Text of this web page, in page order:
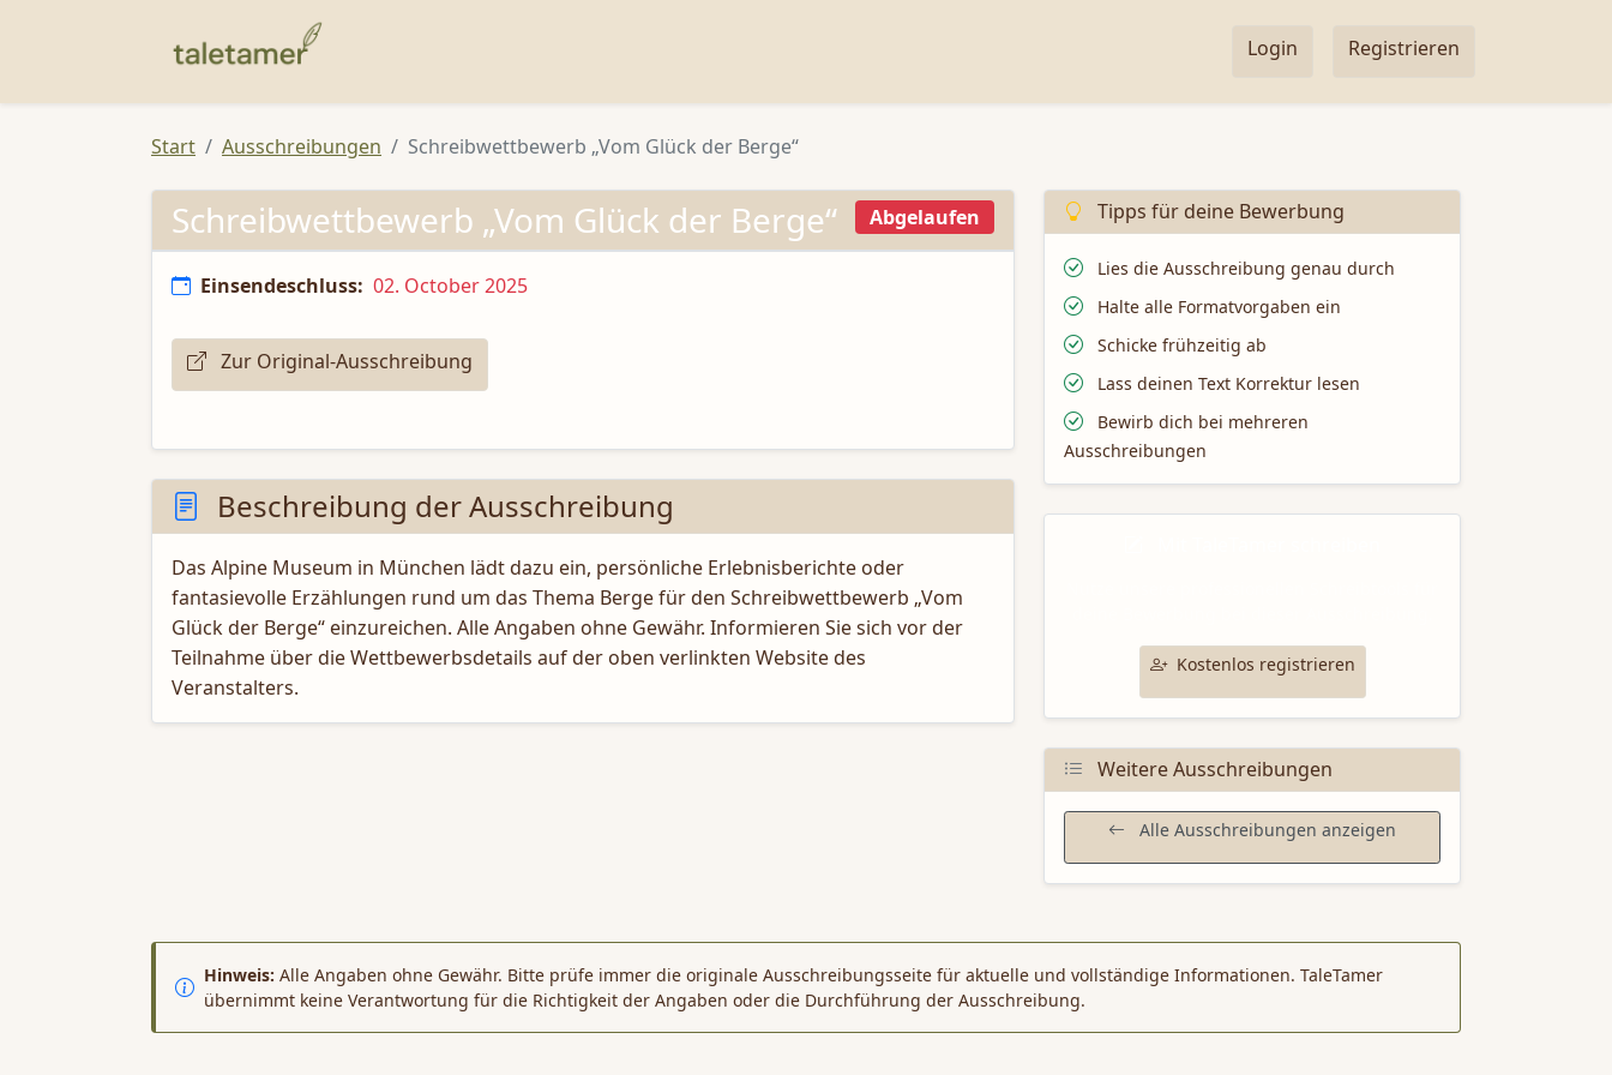
Login Registrieren
Start Ausschreibungen Schreibwettbewerb „Vom Glück der Berge“
Schreibwettbewerb „Vom Glück der Berge“ Abgelaufen
Einsendeschluss: 02. October 2025
Zur Original-Ausschreibung
Beschreibung der Ausschreibung
Das Alpine Museum in München lädt dazu ein, persönliche Erlebnisberichte oder
fantasievolle Erzählungen rund um das Thema Berge für den Schreibwettbewerb „Vom
Glück der Berge“ einzureichen. Alle Angaben ohne Gewähr. Informieren Sie sich vor der
Teilnahme über die Wettbewerbsdetails auf der oben verlinkten Website des
Veranstalters.
Tipps für deine Bewerbung
Lies die Ausschreibung genau durch
Halte alle Formatvorgaben ein
Schicke frühzeitig ab
Lass deinen Text Korrektur lesen
Bewirb dich bei mehreren
Ausschreibungen
Kostenlos registrieren
Weitere Ausschreibungen
Alle Ausschreibungen anzeigen
Hinweis: Alle Angaben ohne Gewähr. Bitte prüfe immer die originale Ausschreibungsseite für aktuelle und vollständige Informationen. TaleTamer
übernimmt keine Verantwortung für die Richtigkeit der Angaben oder die Durchführung der Ausschreibung.